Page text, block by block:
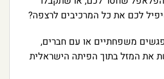
לכם את כל המרכיבים לרצפה?
משפחתיים או עם חברים,
את המזל בתוך הפיתה הישראלית